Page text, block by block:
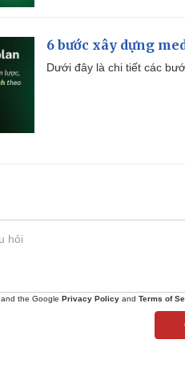
6 bước xây dựng
Dưới đây là chi tiết các
the Google Privacy Policy and Terms of